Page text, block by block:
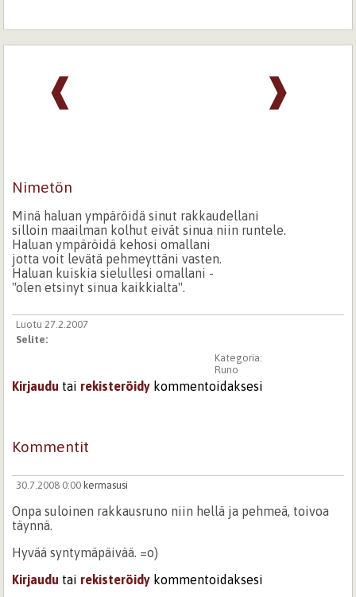
❱
❰
Nimetön
Minä haluan ympäröidä sinut rakkaudellani
silloin maailman kolhut eivät sinua niin runtele.
Haluan ympäröidä kehosi omallani
jotta voit levätä pehmeyttäni vasten.
Haluan kuiskia sielullesi omallani -
"olen etsinyt sinua kaikkialta".
Luotu 27.2.2007
Selite:
Kategoria:
Runo
Kirjaudu tai rekisteröidy kommentoidaksesi
Kommentit
30.7.2008 0:00 kermasusi
Onpa suloinen rakkausruno niin hellä ja pehmeä, toivoa
täynnä.
Hyvää syntymäpäivää. =o)
Kirjaudu tai rekisteröidy kommentoidaksesi